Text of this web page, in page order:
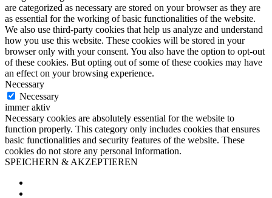
are categorized as necessary are stored on your browser as they are
as essential for the working of basic functionalities of the website.
We also use third-party cookies that help us analyze and understand
how you use this website. These cookies will be stored in your
browser only with your consent. You also have the option to opt-out
of these cookies. But opting out of some of these cookies may have
an effect on your browsing experience.
Necessary
Necessary
immer aktiv
Necessary cookies are absolutely essential for the website to
function properly. This category only includes cookies that ensures
basic functionalities and security features of the website. These
cookies do not store any personal information.
SPEICHERN & AKZEPTIEREN